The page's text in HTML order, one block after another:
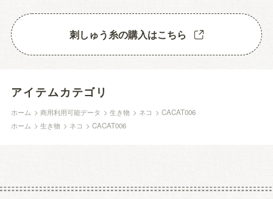
刺しゅう糸の購入はこちら
アイテムカテゴリ
ホーム >商用利用可能データ >生き物 > ネコ >CACAT006
ホーム >生き物 > ネコ >CACAT006